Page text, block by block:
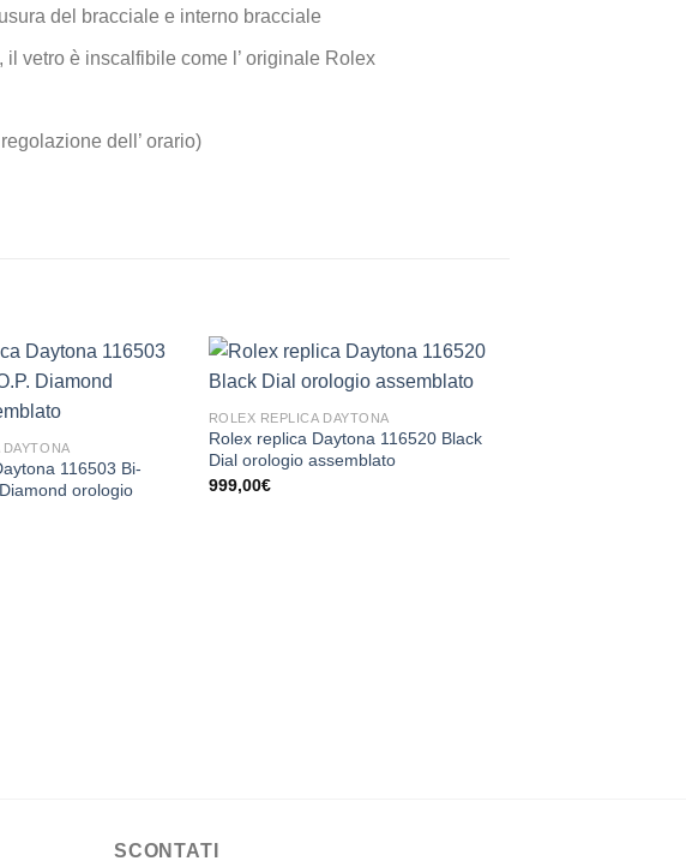
del bracciale e interno bracciale
vetro è inscalfibile come l’ originale Rolex
dell’ orario)
116503 Bi-
orologio
ROLEX REPLICA DAYTONA
Rolex replica Daytona 116520 Black
Dial orologio assemblato
999,00€
SCONTATI